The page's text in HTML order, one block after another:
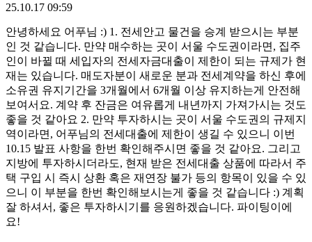
25.10.17 09:59
안녕하세요 어푸님 :) 1. 전세안고 물건을 승계 받으시는 부분
인 것 같습니다. 만약 매수하는 곳이 서울 수도권이라면, 집주
인이 바뀔 때 세입자의 전세자금대출이 제한이 되는 규제가 현
재는 있습니다. 매도자분이 새로운 분과 전세계약을 하신 후에
소유권 유지기간을 3개월에서 6개월 이상 유지하는게 안전해
보여서요. 계약 후 잔금은 여유롭게 내년까지 가져가시는 것도
좋을 것 같아요 2. 만약 투자하시는 곳이 서울 수도권의 규제지
역이라면, 어푸님의 전세대출에 제한이 생길 수 있으니 이번
10.15 발표 사항을 한번 확인해주시면 좋을 것 같아요. 그리고
지방에 투자하시더라도, 현재 받은 전세대출 상품에 따라서 주
택 구입 시 즉시 상환 혹은 재연장 불가 등의 항목이 있을 수 있
으니 이 부분을 한번 확인해보시는게 좋을 것 같습니다 :) 계획
잘 하셔서, 좋은 투자하시기를 응원하겠습니다. 파이팅이에
요!